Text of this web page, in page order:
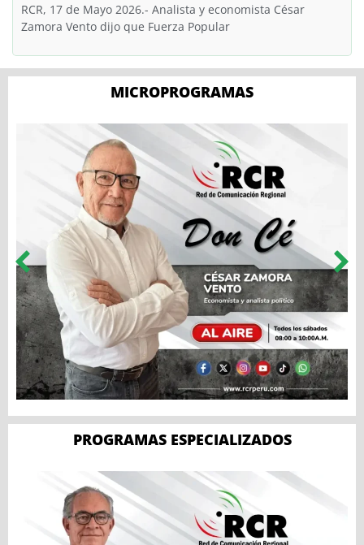
RCR, 17 de Mayo 2026.- Analista y economista César
Zamora Vento dijo que Fuerza Popular
MICROPROGRAMAS
PROGRAMAS ESPECIALIZADOS